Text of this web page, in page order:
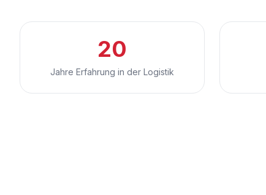
20
Jahre Erfahrung in der Logistik